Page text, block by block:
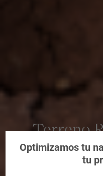
Terreno
Optimizamos tu
tu